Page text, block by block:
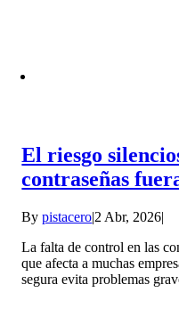
El riesgo
contraseñas
Bypistacero|2 Abr, 2026|
La falta de control en las
que afecta a muchas
segura evita problemas